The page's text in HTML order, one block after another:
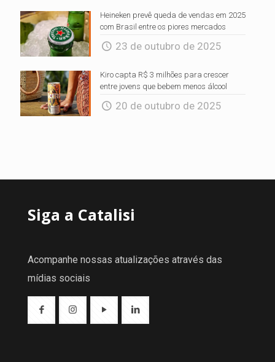
Heineken prevê queda de vendas em 2025
com Brasil entre os piores mercados
23 de outubro de 2025
Kiro capta R$ 3 milhões para crescer
entre jovens que bebem menos álcool
20 de outubro de 2025
Siga a Catalisi
Acompanhe nossas atualizações através das
mídias sociais